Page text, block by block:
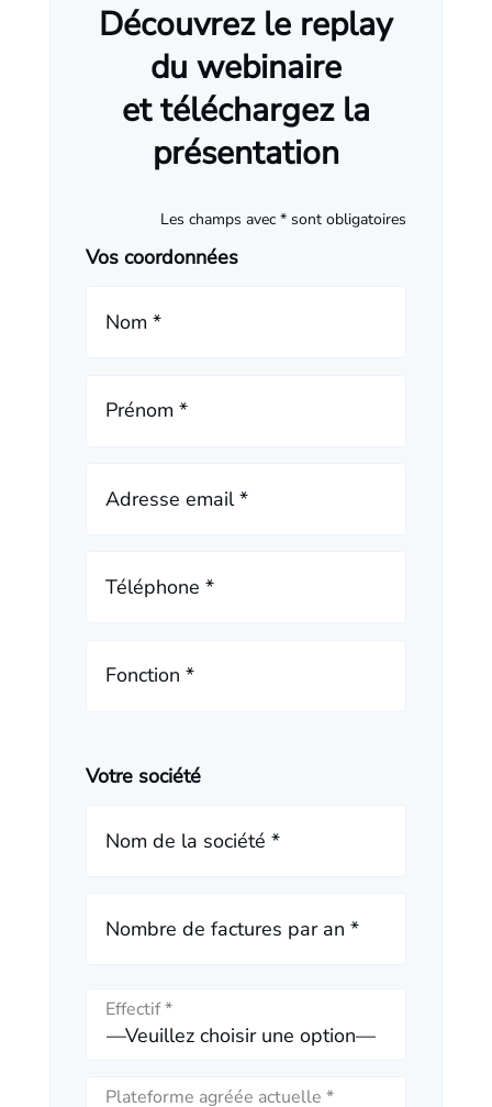
Découvrez le replay
du webinaire
et téléchargez la
présentation
Les champs avec * sont obligatoires
Vos coordonnées
Nom *
Prénom *
Adresse email *
Téléphone *
Fonction *
Votre société
Nom de la société *
Nombre de factures par an *
Effectif *
Plateforme agréée actuelle *